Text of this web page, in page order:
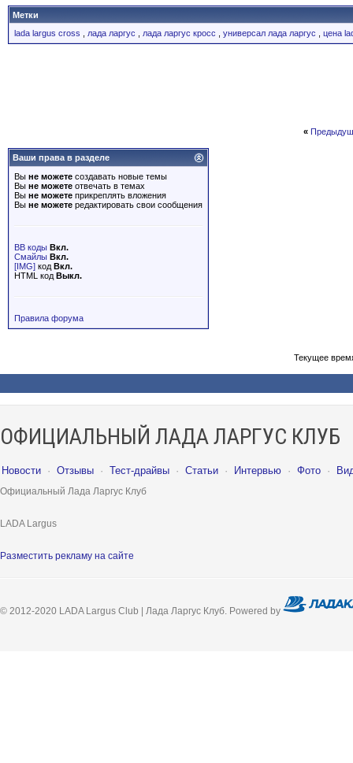
Метки
lada largus cross
лада ларгус лада ларгус кросс универсал лада ларгус цена
«
Ваши права в разделе
Вы не можете создавать новые темы
Вы не можете отвечать в темах
Вы не можете прикреплять вложения
Вы не можете редактировать свои сообщения
BB коды Вкл.
Смайлы Вкл.
[IMG] код Вкл.
HTML код Выкл.
Правила форума
Текущее
ОФИЦИАЛЬНЫЙ ЛАДА ЛАРГУС КЛУБ
Новости · Отзывы · Тест-драйвы · Статьи · Интервью · Фото ·
Официальный Лада Ларгус Клуб
LADA Largus
Разместить рекламу на сайте
© 2012-2020 LADA Largus Club | Лада Ларгус Клуб. Powered by